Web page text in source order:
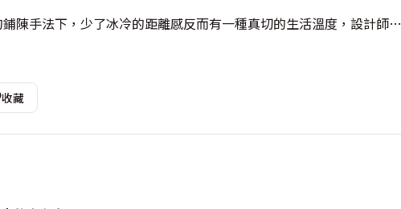
陳手法下，少了冰冷的距離感反而有一種真切的生活溫度，設計師在
上掀式收納櫃，並植入一整面書櫃，方便有閱讀習慣的屋主，輕鬆窩
不著痕跡陳設，卻處處充滿用心。
收藏